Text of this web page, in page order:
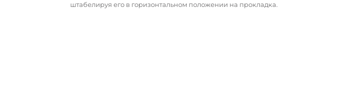
штабелируя его в горизонтальном положении на прокладка.